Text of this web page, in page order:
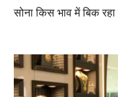
सोना किस भाव में बिक रहा